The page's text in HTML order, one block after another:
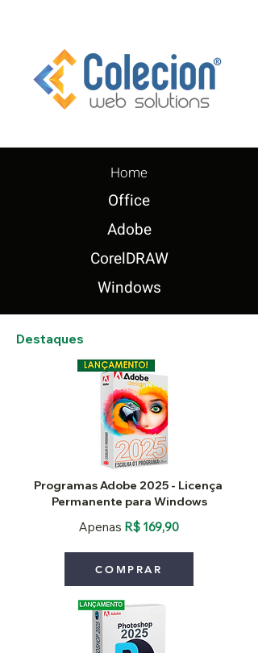
Home
Office
Adobe
CorelDRAW
Windows
Destaques
Programas Adobe 2025 - Licença
Permanente para Windows
Apenas R$ 169,90
COMPRAR